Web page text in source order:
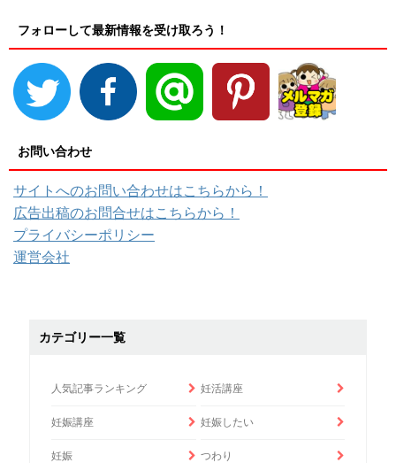
フォローして最新情報を受け取ろう！
お問い合わせ
サイトへのお問い合わせはこちらから！
広告出稿のお問合せはこちらから！
プライバシーポリシー
運営会社
カテゴリー一覧
人気記事ランキング 妊活講座
妊娠講座 妊娠したい
妊娠 つわり